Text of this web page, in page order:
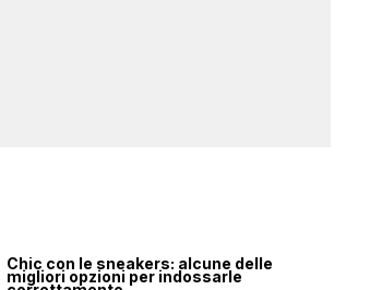
Chic con le sneakers: alcune delle
migliori opzioni per indossarle